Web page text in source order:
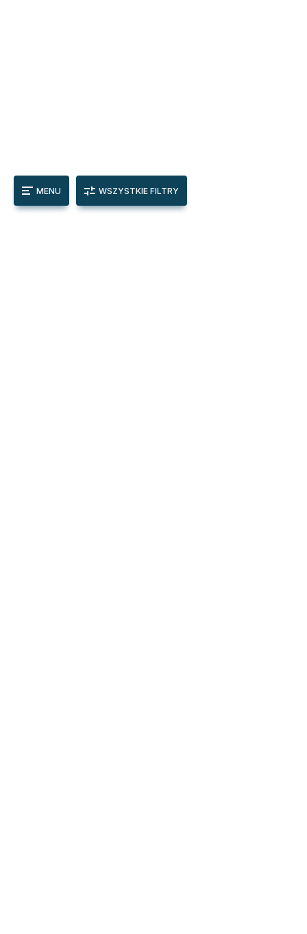
MENU WSZYSTKIE FILTRY